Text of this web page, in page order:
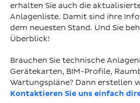
erhalten Sie auch die
Anlagenliste. Damit sind ihre
dem neuesten Stand. Und Sie
Überblick!
Brauchen Sie technische
Gerätekarten, BIM-Profile,
Wartungspläne? Dann erstellen
Kontaktieren Sie uns einfach